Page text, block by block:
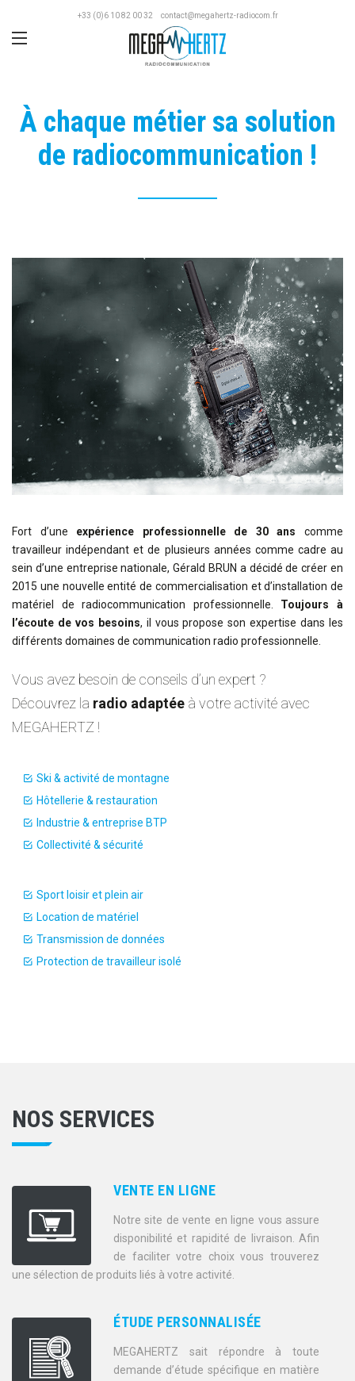
+33 (0)6 10 82 00 32 contact@megahertz-radiocom.fr
À chaque métier sa solution
de radiocommunication !
Fort d’une expérience professionnelle de 30 ans comme
travailleur indépendant et de plusieurs années comme cadre au
sein d’une entreprise nationale, Gérald BRUN a décidé de créer en
2015 une nouvelle entité de commercialisation et d’installation de
matériel de radiocommunication professionnelle. Toujours à
l’écoute de vos besoins, il vous propose son expertise dans les
différents domaines de communication radio professionnelle.
Vous avez besoin de conseils d’un expert ?
Découvrez la radio adaptée à votre activité avec
MEGAHERTZ !
Ski & activité de montagne
Hôtellerie & restauration
Industrie & entreprise BTP
Collectivité & sécurité
Sport loisir et plein air
Location de matériel
Transmission de données
Protection de travailleur isolé
NOS SERVICES
VENTE EN LIGNE
Notre site de vente en ligne vous assure
disponibilité et rapidité de livraison. Afin
de faciliter votre choix vous trouverez
une sélection de produits liés à votre activité.
ÉTUDE PERSONNALISÉE
MEGAHERTZ sait répondre à toute
demande d’étude spécifique en matière